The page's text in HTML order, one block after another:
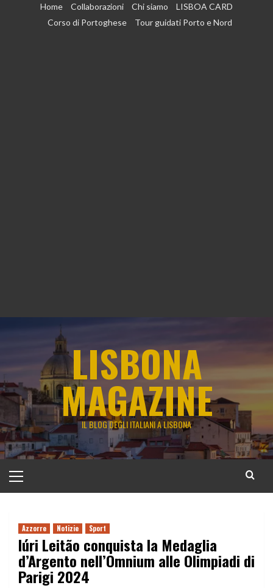
Home Collaborazioni Chi siamo
LISBOA CARD
Corso di Portoghese
Tour guidati Porto e Nord
LISBONA
MAGAZINE
IL BLOG DEGLI ITALIANI A LISBONA
principale
Azzorre Notizie Sport
Iúri Leitão conquista la Medaglia
d’Argento nell’Omnium alle Olimpiadi di
Parigi 2024